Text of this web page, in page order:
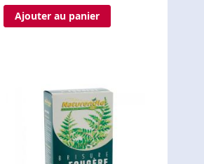
Ajouter au panier